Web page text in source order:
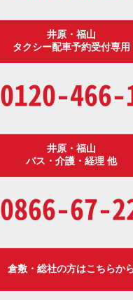
井原・福山
タクシー配車予約受付専用
0120-466-
井原・福山
バス・介護・経理 他
0866-67-
倉敷・総社の方はこちらか